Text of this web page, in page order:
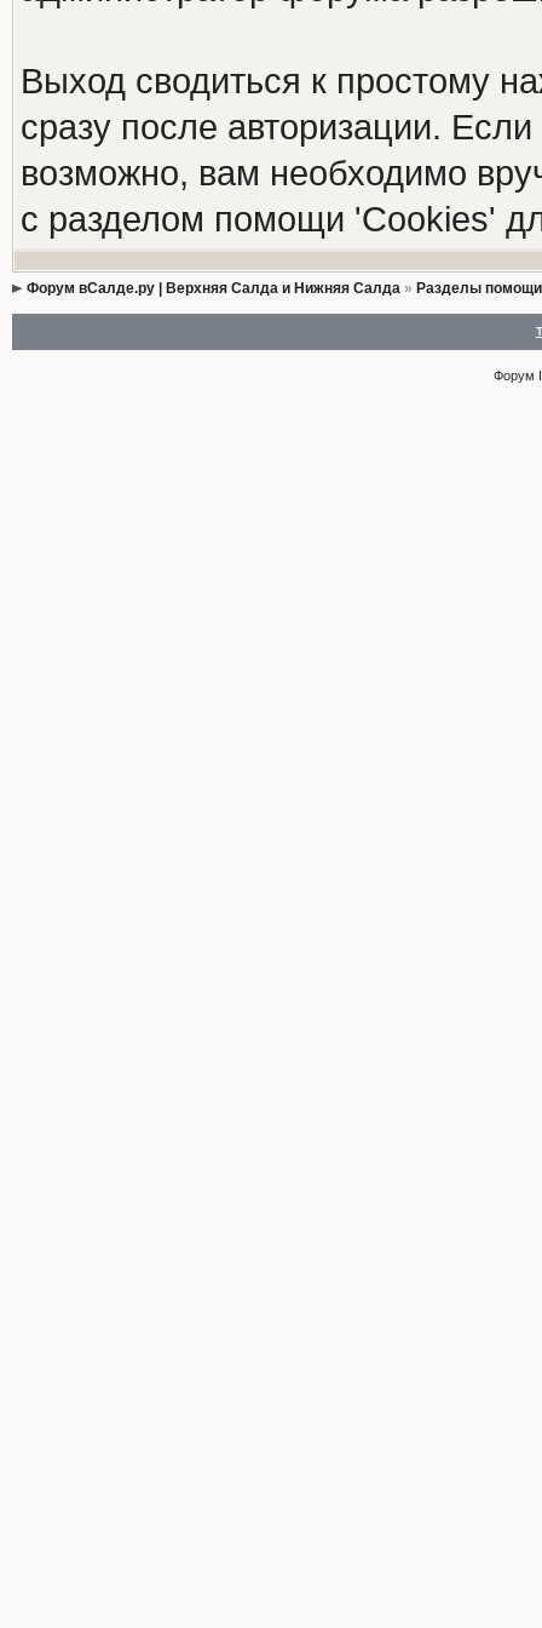
Выход сводиться к простому
сразу после авторизации.
возможно, вам необходимо
с разделом помощи 'Cookies'
Форум вСалде.ру | Верхняя Салда и Нижняя Салда» Разделы
Форум